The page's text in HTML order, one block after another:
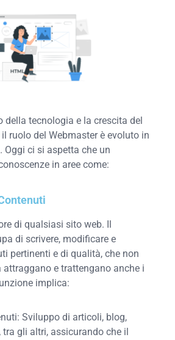
della tecnologia e la crescita del
ruolo del Webmaster è evoluto in
ci si aspetta che un
in aree come:
di qualsiasi sito web. Il
di scrivere, modificare e
pertinenti e di qualità, che non
e trattengano anche i
implica:
Sviluppo di articoli, blog,
gli altri, assicurando che il